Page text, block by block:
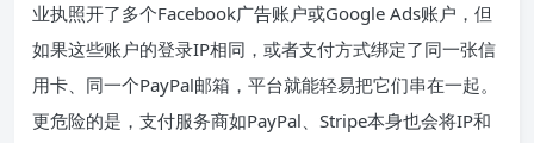
业执照开了多个Facebook广告账户或Google Ads账户，但
如果这些账户的登录IP相同，或者支付方式绑定了同一张信
用卡、同一个PayPal邮箱，平台就能轻易把它们串在一起。
更危险的是，支付服务商如PayPal、Stripe本身也会将IP和